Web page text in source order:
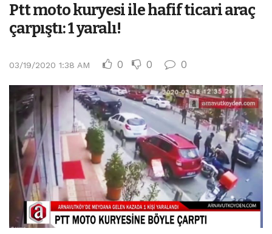
Ptt moto kuryesi ile hafif ticari araç
çarpıştı: 1 yaralı!
03/19/2020 1:38 AM 0 0 0